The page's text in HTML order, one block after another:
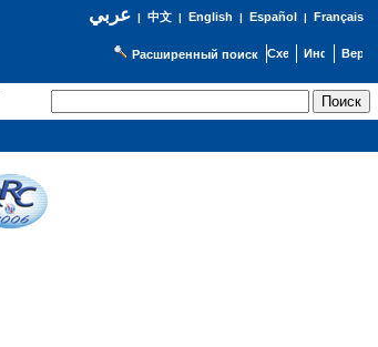
عربي| 中文| English | Español | Français
Расширенный поиск